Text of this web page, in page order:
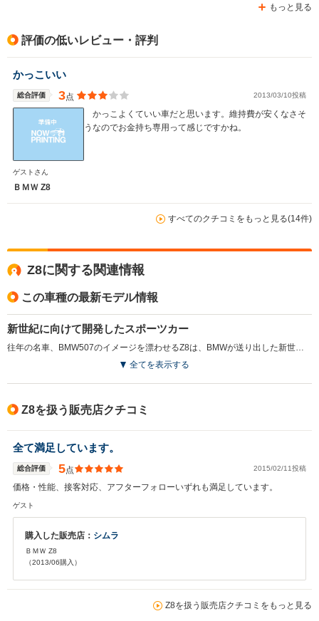
もっと見る
評価の低いレビュー・評判
かっこいい
総合評価 3点 2013/03/10投稿
かっこよくていい車だと思います。維持費が安くなさそ
うなのでお金持ち専用って感じですかね。
ゲストさん
ＢＭＷ Z8
すべてのクチコミをもっと見る(14件)
Z8に関する関連情報
この車種の最新モデル情報
新世紀に向けて開発したスポーツカー
往年の名車、BMW507のイメージを漂わせるZ8は、BMWが送り出した新世紀のスーパー2シータースポーツ。アルミスペースフレームを使用したボディに搭載されるエンジンは5LのV8DOHCで、最高出力は400ps。0ー100km/h加速は4.7秒の快速を誇る。レザーでカバーされたロールオーバー・プロテクション・システムなど、最先端の安全装備も盛り込まれている。（1999.10）
全てを表示する
Z8を扱う販売店クチコミ
全て満足しています。
総合評価 5点 2015/02/11投稿
価格・性能、接客対応、アフターフォローいずれも満足しています。
ゲスト
購入した販売店： シムラ
ＢＭＷ Z8
（2013/06購入）
Z8を扱う販売店クチコミをもっと見る